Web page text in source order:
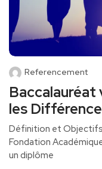
Referencement
Baccalauréat
les
Définition et
Fondation
un diplôme